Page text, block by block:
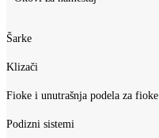
Šarke
Klizači
Fioke i unutrašnja podela za fioke
Podizni sistemi